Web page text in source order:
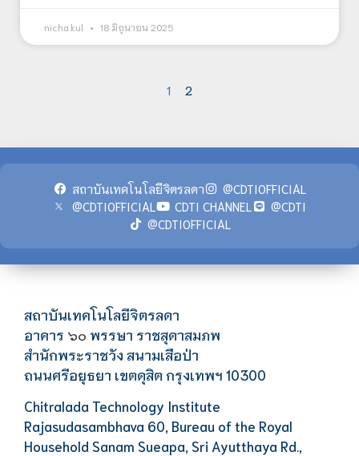
nicha.kul 18 มิถุนายน 2025
1 2
สถาบันเทคโนโลยีจิตรลดา
@CDTIOFFICIAL
@CDTIOFFICIAL
CDTI CHANNEL
@CDTI
@CDTIOFFICIAL
สถาบันเทคโนโลยีจิตรลดา
อาคาร ๖๐ พรรษา ราชสุดาสมภพ
สำนักพระราชวัง สนามเสือป่า
ถนนศรีอยุธยา เขตดุสิต กรุงเทพฯ 10300
Chitralada Technology Institute
Rajasudasambhava 60, Bureau of the Royal
Household Sanam Sueapa, Sri Ayutthaya Rd.,